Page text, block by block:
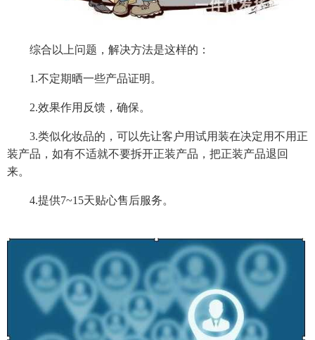
综合以上问题，解决方法是这样的：
1.不定期晒一些产品证明。
2.效果作用反馈，确保。
3.类似化妆品的，可以先让客户用试用装在决定用不用正
装产品，如有不适就不要拆开正装产品，把正装产品退回
来。
4.提供7~15天贴心售后服务。